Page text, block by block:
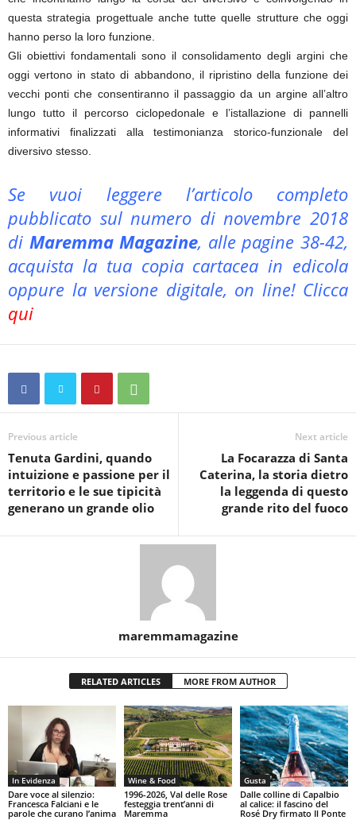
questa strategia progettuale anche tutte quelle strutture che oggi
hanno perso la loro funzione.
Gli obiettivi fondamentali sono il consolidamento degli argini che
oggi vertono in stato di abbandono, il ripristino della funzione dei
vecchi ponti che consentiranno il passaggio da un argine all’altro
lungo tutto il percorso ciclopedonale e l’istallazione di pannelli
informativi finalizzati alla testimonianza storico-funzionale del
diversivo stesso.
Se vuoi leggere l’articolo completo
pubblicato sul numero di novembre 2018
di Maremma Magazine, alle pagine 38-42,
acquista la tua copia cartacea in edicola
oppure la versione digitale, on line! Clicca
qui
Previous article
Tenuta Gardini, quando
intuizione e passione per il
territorio e le sue tipicità
generano un grande olio
Next article
La Focarazza di Santa
Caterina, la storia dietro
la leggenda di questo
grande rito del fuoco
maremmamagazine
RELATED ARTICLES MORE FROM AUTHOR
In Evidenza
Dare voce al silenzio:
Francesca Falciani e le
parole che curano l’anima
Wine & Food
1996-2026, Val delle Rose
festeggia trent’anni di
Maremma
Gusta
Dalle colline di Capalbio
al calice: il fascino del
Rosé Dry firmato Il Ponte